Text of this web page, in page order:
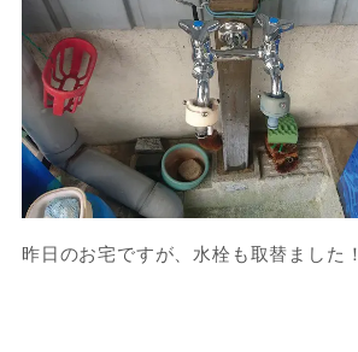
昨日のお宅ですが、水栓も取替ました！